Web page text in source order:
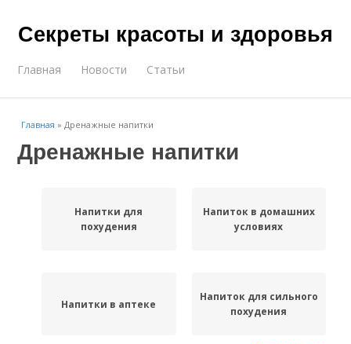
Секреты красоты и здоровья
Главная Новости Статьи
Главная »Дренажные напитки
Дренажные напитки
Напитки для
похудения
Напиток в домашних
условиях
Напитки в аптеке
Напиток для сильного
похудения